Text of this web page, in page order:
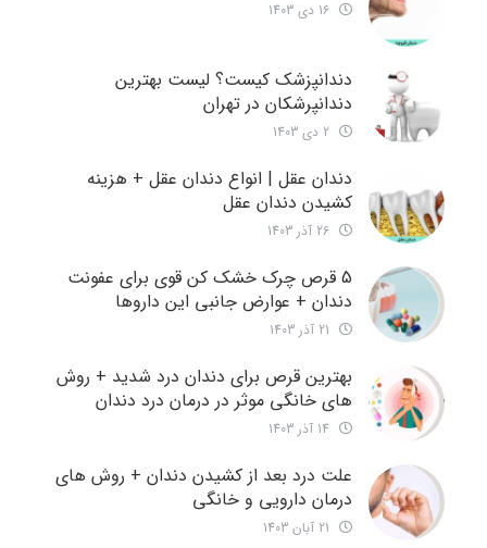
دندانپزشک کیست؟ لیست بهترین
دندانپرشکان در تهران
دندان عقل | انواع دندان عقل + هزینه
کشیدن دندان عقل
5 قرص چرک خشک کن قوی برای عفونت
دندان + عوارض جانبی این داروها
بهترین قرص برای دندان درد شدید + روش
های خانگی موثر در درمان درد دندان
علت درد بعد از کشیدن دندان + روش های
درمان دارویی و خانگی